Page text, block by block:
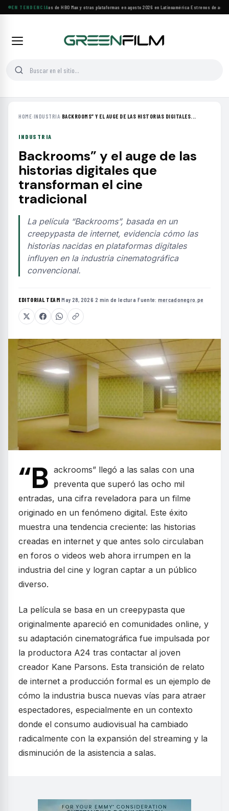
EN TENDENCIA
Principales estrenos de HBO Max y otras plataformas en agosto 2026 en Latinoamérica·Estrenos de
HOME›INDUSTRIA› BACKROOMS” Y EL AUGE DE LAS HISTORIAS DIGITALES...
INDUSTRIA
Backrooms” y el auge de las
historias digitales que
transforman el cine
tradicional
La película “Backrooms”, basada en un
creepypasta de internet, evidencia cómo las
historias nacidas en plataformas digitales
influyen en la industria cinematográfica
convencional.
EDITORIAL TEAM·May 28, 2026·2 min de lectura·Fuente: mercadonegro.pe
“B ackrooms” llegó a las salas con una
preventa que superó las ocho mil
entradas, una cifra reveladora para un filme
originado en un fenómeno digital. Este éxito
muestra una tendencia creciente: las historias
creadas en internet y que antes solo circulaban
en foros o videos web ahora irrumpen en la
industria del cine y logran captar a un público
diverso.
La película se basa en un creepypasta que
originalmente apareció en comunidades online, y
su adaptación cinematográfica fue impulsada por
la productora A24 tras contactar al joven
creador Kane Parsons. Esta transición de relato
de internet a producción formal es un ejemplo de
cómo la industria busca nuevas vías para atraer
espectadores, especialmente en un contexto
donde el consumo audiovisual ha cambiado
radicalmente con la expansión del streaming y la
disminución de la asistencia a salas.